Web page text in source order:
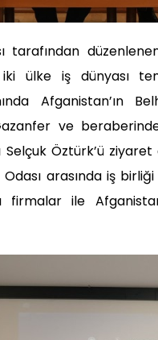
tarafından
iki ülke iş dünyası
Afganistan’ın
ve
Selçuk Öztürk’ü
arasında iş
firmalar ile